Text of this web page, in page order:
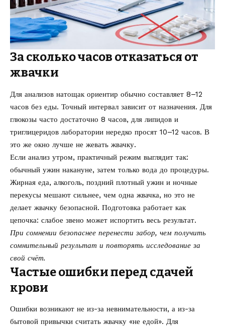
За сколько часов отказаться от
жвачки
Для анализов натощак ориентир обычно составляет 8–12
часов без еды. Точный интервал зависит от назначения. Для
глюкозы часто достаточно 8 часов, для липидов и
триглицеридов лаборатории нередко просят 10–12 часов. В
это же окно лучше не жевать жвачку.
Если анализ утром, практичный режим выглядит так:
обычный ужин накануне, затем только вода до процедуры.
Жирная еда, алкоголь, поздний плотный ужин и ночные
перекусы мешают сильнее, чем одна жвачка, но это не
делает жвачку безопасной. Подготовка работает как
цепочка: слабое звено может испортить весь результат.
При сомнении безопаснее перенести забор, чем получить
сомнительный результат и повторять исследование за
свой счёт.
Частые ошибки перед сдачей
крови
Ошибки возникают не из-за невнимательности, а из-за
бытовой привычки считать жвачку «не едой». Для